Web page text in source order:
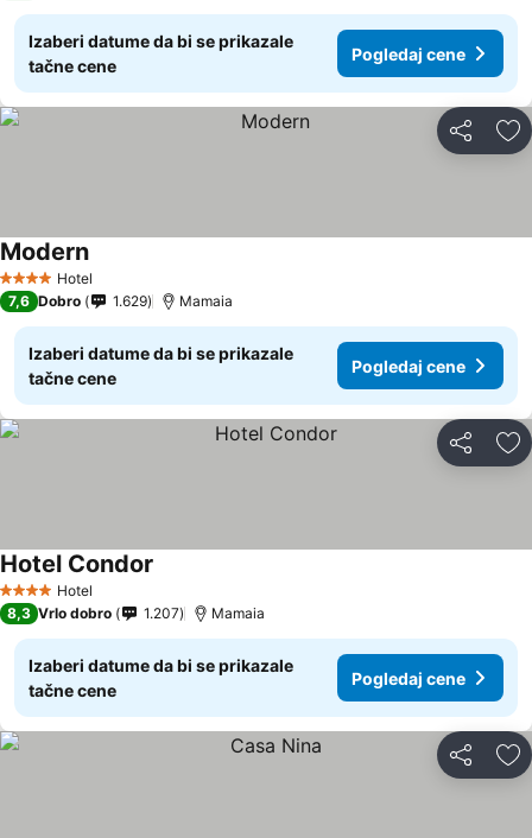
Izaberi datume da bi se prikazale
tačne cene
Pogledaj cene
Deli
4 ZvezdiceHotel
ModernPogledaj cene
7,6 Dobro 1.629 Mamaia
Izaberi datume da bi se prikazale
tačne cene
Pogledaj cene
Deli
4 ZvezdiceHotel
Hotel Condor
8,3 Vrlo dobro 1.207 Mamaia
Izaberi datume da bi se prikazale
tačne cene
Pogledaj cene
Deli